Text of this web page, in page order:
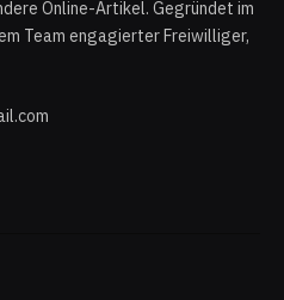
Online-Artikel. Gegründet im
Team engagierter Freiwilliger,